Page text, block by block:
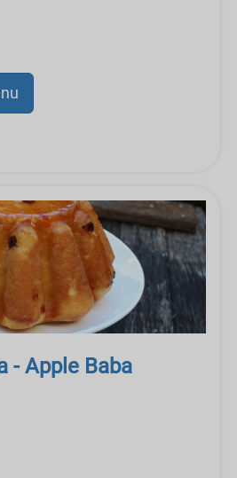
- Apple Baba